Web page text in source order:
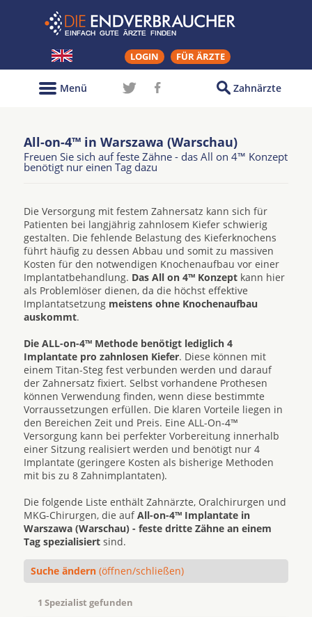
LOGIN FÜR ÄRZTE
Zahnärzte
Menü
All-on-4™ in Warszawa (Warschau)
Freuen Sie sich auf feste Zähne - das All on 4™ Konzept
benötigt nur einen Tag dazu
Die Versorgung mit festem Zahnersatz kann sich für
Patienten bei langjährig zahnlosem Kiefer schwierig
gestalten. Die fehlende Belastung des Kieferknochens
führt häufig zu dessen Abbau und somit zu massiven
Kosten für den notwendigen Knochenaufbau vor einer
Implantatbehandlung. Das All on 4™ Konzept kann hier
als Problemlöser dienen, da die höchst effektive
Implantatsetzung meistens ohne Knochenaufbau
auskommt.
Die ALL-on-4™ Methode benötigt lediglich 4
Implantate pro zahnlosen Kiefer. Diese können mit
einem Titan-Steg fest verbunden werden und darauf
der Zahnersatz fixiert. Selbst vorhandene Prothesen
können Verwendung finden, wenn diese bestimmte
Vorraussetzungen erfüllen. Die klaren Vorteile liegen in
den Bereichen Zeit und Preis. Eine ALL-On-4™
Versorgung kann bei perfekter Vorbereitung innerhalb
einer Sitzung realisiert werden und benötigt nur 4
Implantate (geringere Kosten als bisherige Methoden
mit bis zu 8 Zahnimplantaten).
Die folgende Liste enthält Zahnärzte, Oralchirurgen und
MKG-Chirurgen, die aufAll-on-4™ Implantate in
Warszawa (Warschau) - feste dritte Zähne an einem
Tag spezialisiert sind.
Suche ändern (öffnen/schließen)
1 Spezialist gefunden